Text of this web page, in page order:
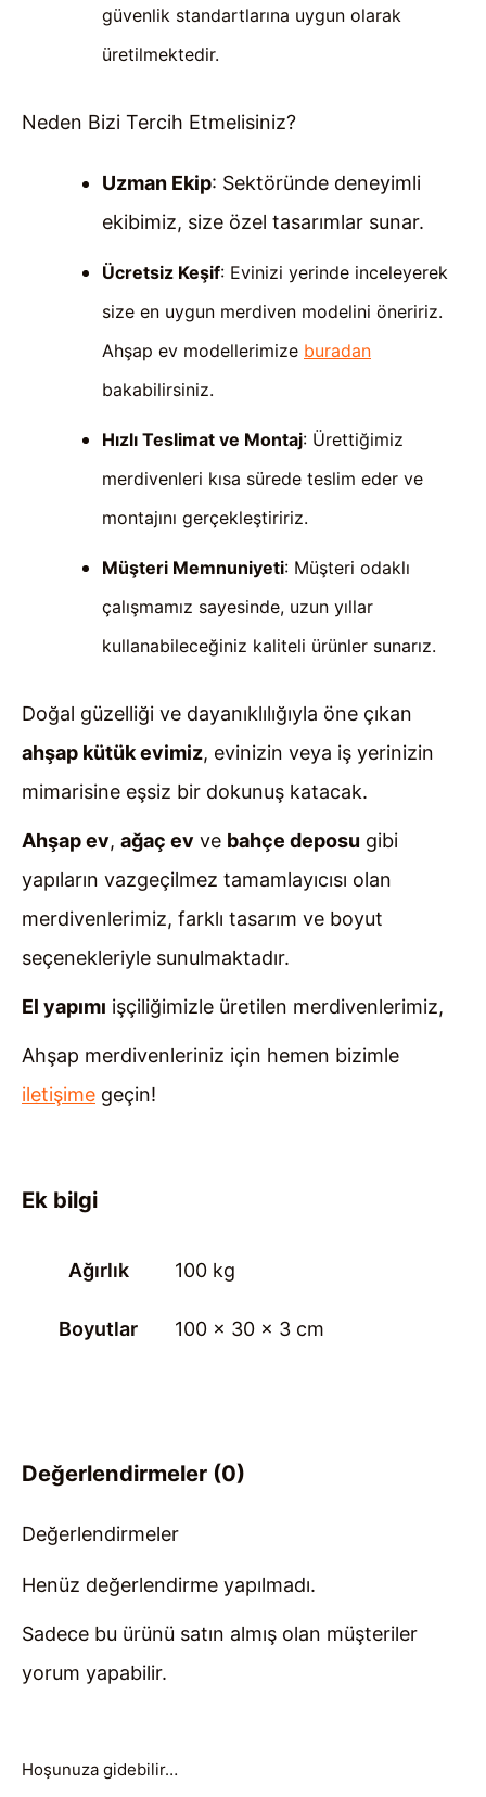
güvenlik standartlarına uygun olarak
üretilmektedir.
Neden Bizi Tercih Etmelisiniz?
Uzman Ekip: Sektöründe deneyimli
ekibimiz, size özel tasarımlar sunar.
Ücretsiz Keşif: Evinizi yerinde inceleyerek
size en uygun merdiven modelini öneririz.
Ahşap ev modellerimize buradan
bakabilirsiniz.
Hızlı Teslimat ve Montaj: Ürettiğimiz
merdivenleri kısa sürede teslim eder ve
montajını gerçekleştiririz.
Müşteri Memnuniyeti: Müşteri odaklı
çalışmamız sayesinde, uzun yıllar
kullanabileceğiniz kaliteli ürünler sunarız.
Doğal güzelliği ve dayanıklılığıyla öne çıkan
ahşap kütük evimiz, evinizin veya iş yerinizin
mimarisine eşsiz bir dokunuş katacak.
Ahşap ev, ağaç ev ve bahçe deposu gibi
yapıların vazgeçilmez tamamlayıcısı olan
merdivenlerimiz, farklı tasarım ve boyut
seçenekleriyle sunulmaktadır.
El yapımı işçiliğimizle üretilen merdivenlerimiz,
Ahşap merdivenleriniz için hemen bizimle
iletişime geçin!
Ek bilgi
Ağırlık 100 kg
Boyutlar 100 × 30 × 3 cm
Değerlendirmeler (0)
Değerlendirmeler
Henüz değerlendirme yapılmadı.
Sadece bu ürünü satın almış olan müşteriler
yorum yapabilir.
Hoşunuza gidebilir…